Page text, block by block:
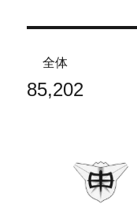
全体
85,202